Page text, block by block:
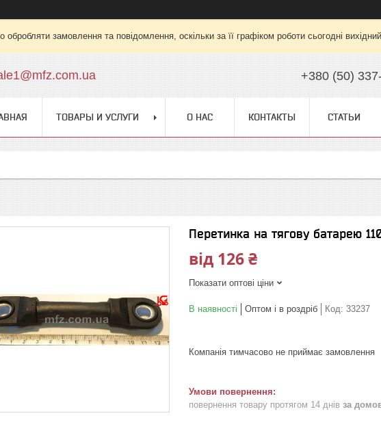
замовлення та повідомлення, оскільки за її графіком роботи сьогодні
+380 (50)
ТОВАРЫ И УСЛУГИ О НАС КОНТАКТЫ СТАТЬИ
Перетинка на тягову батарею
від 126 ₴
Показати оптові ціни
В наявності Оптом і в роздріб Код: 33237
Компанія тимчасово не приймає замовлення
повернення товару протягом 14 днів за